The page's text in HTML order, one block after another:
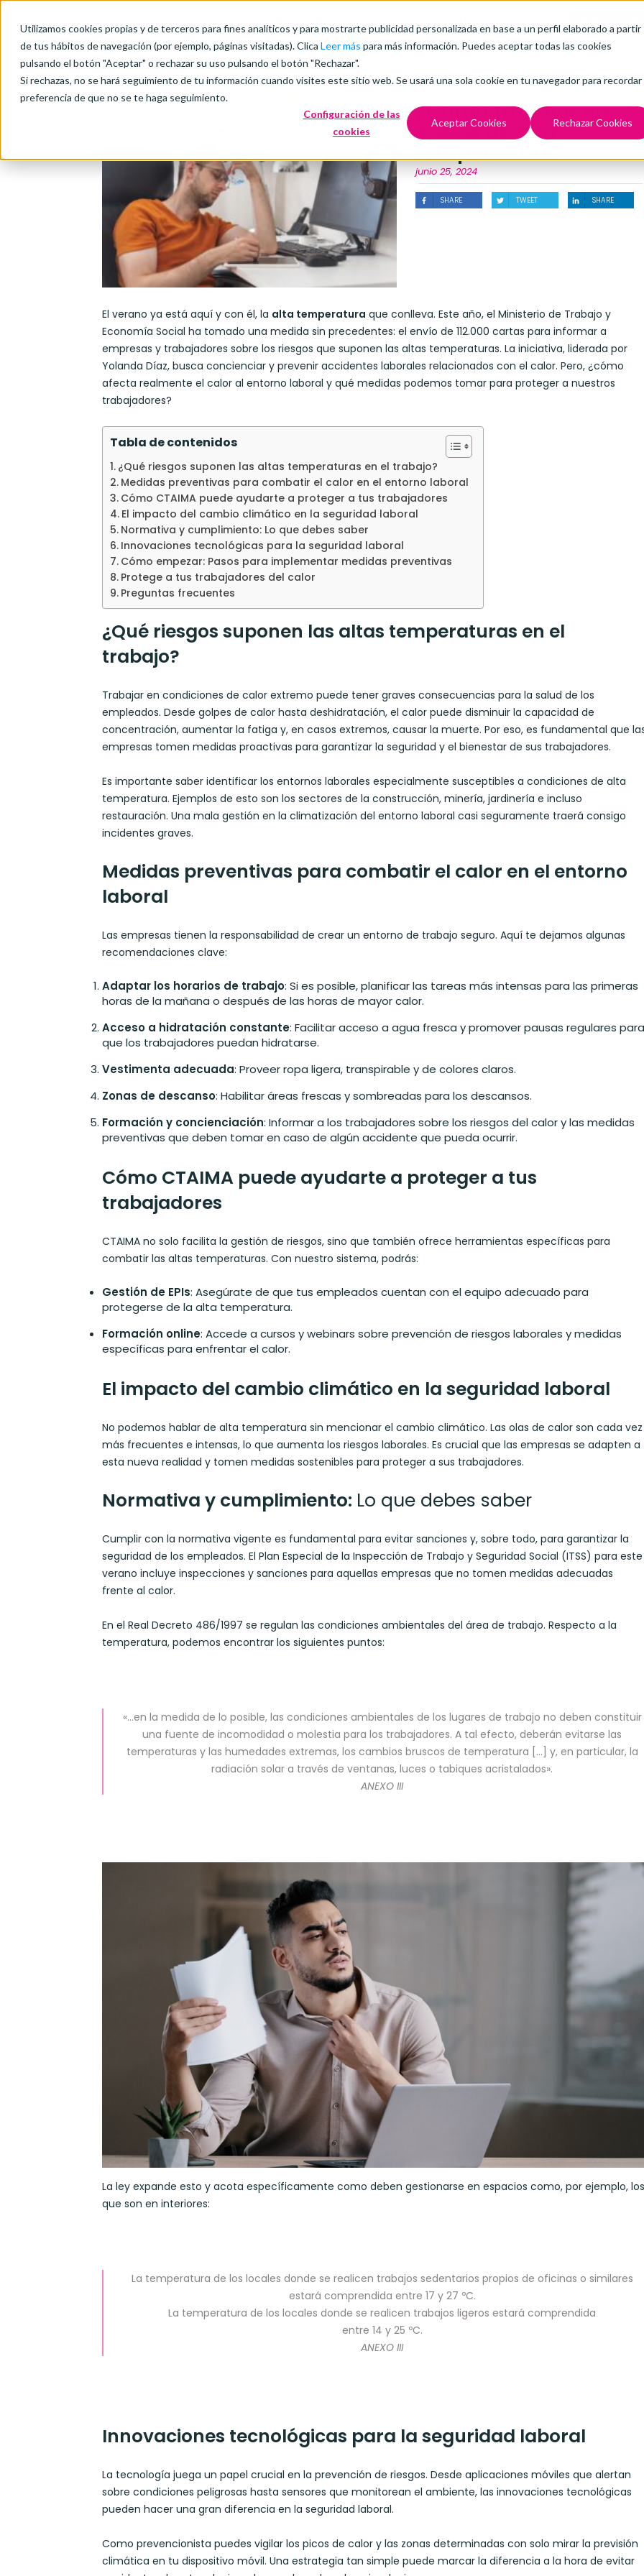
Utilizamos cookies propias y de terceros para fines analíticos y para mostrarte publicidad personalizada en base a un perfil elaborado a partir
de tus hábitos de navegación (por ejemplo, páginas visitadas). Clica Leer más para más información. Puedes aceptar todas las cookies
pulsando el botón "Aceptar" o rechazar su uso pulsando el botón "Rechazar".
Si rechazas, no se hará seguimiento de tu información cuando visites este sitio web. Se usará una sola cookie en tu navegador para
preferencia de que no se te haga seguimiento.
Configuración de las
cookies
Aceptar Cookies Rechazar Cookies
¿Cómo trabajar en
época de alta
temperatura?
junio 25, 2024
SHARE TWEET SHARE
El verano ya está aquí y con él, la alta temperatura que conlleva. Este año, el Ministerio de Trabajo y
Economía Social ha tomado una medida sin precedentes: el envío de 112.000 cartas para informar a
empresas y trabajadores sobre los riesgos que suponen las altas temperaturas. La iniciativa, liderada por
Yolanda Díaz, busca concienciar y prevenir accidentes laborales relacionados con el calor. Pero, ¿cómo
afecta realmente el calor al entorno laboral y qué medidas podemos tomar para proteger a nuestros
trabajadores?
Tabla de contenidos
¿Qué riesgos suponen las altas temperaturas en el trabajo?
Medidas preventivas para combatir el calor en el entorno laboral
Cómo CTAIMA puede ayudarte a proteger a tus trabajadores
El impacto del cambio climático en la seguridad laboral
Normativa y cumplimiento: Lo que debes saber
Innovaciones tecnológicas para la seguridad laboral
Cómo empezar: Pasos para implementar medidas preventivas
Protege a tus trabajadores del calor
Preguntas frecuentes
¿Qué riesgos suponen las altas temperaturas en el
trabajo?
Trabajar en condiciones de calor extremo puede tener graves consecuencias para la salud de los
empleados. Desde golpes de calor hasta deshidratación, el calor puede disminuir la capacidad de
concentración, aumentar la fatiga y, en casos extremos, causar la muerte. Por eso, es fundamental que
empresas tomen medidas proactivas para garantizar la seguridad y el bienestar de sus trabajadores.
Es importante saber identificar los entornos laborales especialmente susceptibles a condiciones de alta
temperatura. Ejemplos de esto son los sectores de la construcción, minería, jardinería e incluso
restauración. Una mala gestión en la climatización del entorno laboral casi seguramente traerá consigo
incidentes graves.
Medidas preventivas para combatir el calor en el entorno
laboral
Las empresas tienen la responsabilidad de crear un entorno de trabajo seguro. Aquí te dejamos algunas
recomendaciones clave:
Adaptar los horarios de trabajo: Si es posible, planificar las tareas más intensas para las primeras
horas de la mañana o después de las horas de mayor calor.
Acceso a hidratación constante: Facilitar acceso a agua fresca y promover pausas regulares para
que los trabajadores puedan hidratarse.
Vestimenta adecuada: Proveer ropa ligera, transpirable y de colores claros.
Zonas de descanso: Habilitar áreas frescas y sombreadas para los descansos.
Formación y concienciación: Informar a los trabajadores sobre los riesgos del calor y las medidas
preventivas que deben tomar en caso de algún accidente que pueda ocurrir.
Cómo CTAIMA puede ayudarte a proteger a tus
trabajadores
CTAIMA no solo facilita la gestión de riesgos, sino que también ofrece herramientas específicas para
combatir las altas temperaturas. Con nuestro sistema, podrás:
Gestión de EPIs: Asegúrate de que tus empleados cuentan con el equipo adecuado para
protegerse de la alta temperatura.
Formación online: Accede a cursos y webinars sobre prevención de riesgos laborales y medidas
específicas para enfrentar el calor.
El impacto del cambio climático en la seguridad laboral
No podemos hablar de alta temperatura sin mencionar el cambio climático. Las olas de calor son cada vez
más frecuentes e intensas, lo que aumenta los riesgos laborales. Es crucial que las empresas se adapten a
esta nueva realidad y tomen medidas sostenibles para proteger a sus trabajadores.
Normativa y cumplimiento: Lo que debes saber
Cumplir con la normativa vigente es fundamental para evitar sanciones y, sobre todo, para garantizar la
seguridad de los empleados. El Plan Especial de la Inspección de Trabajo y Seguridad Social (ITSS) para este
verano incluye inspecciones y sanciones para aquellas empresas que no tomen medidas adecuadas
frente al calor.
En el Real Decreto 486/1997 se regulan las condiciones ambientales del área de trabajo. Respecto a la
temperatura, podemos encontrar los siguientes puntos:
«…en la medida de lo posible, las condiciones ambientales de los lugares de trabajo no deben constituir
una fuente de incomodidad o molestia para los trabajadores. A tal efecto, deberán evitarse las
temperaturas y las humedades extremas, los cambios bruscos de temperatura […] y, en particular, la
radiación solar a través de ventanas, luces o tabiques acristalados».
ANEXO III
La ley expande esto y acota específicamente como deben gestionarse en espacios como, por ejemplo, los
que son en interiores:
La temperatura de los locales donde se realicen trabajos sedentarios propios de oficinas o similares
estará comprendida entre 17 y 27 ºC.
La temperatura de los locales donde se realicen trabajos ligeros estará comprendida
entre 14 y 25 ºC.
ANEXO III
Innovaciones tecnológicas para la seguridad laboral
La tecnología juega un papel crucial en la prevención de riesgos. Desde aplicaciones móviles que alertan
sobre condiciones peligrosas hasta sensores que monitorean el ambiente, las innovaciones tecnológicas
pueden hacer una gran diferencia en la seguridad laboral.
Como prevencionista puedes vigilar los picos de calor y las zonas determinadas con solo mirar la previsión
climática en tu dispositivo móvil. Una estrategia tan simple puede marcar la diferencia a la hora de evitar